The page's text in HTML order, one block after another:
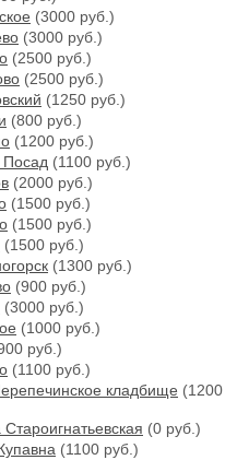
(3000 руб.)
(3000 руб.)
(2500 руб.)
(2500 руб.)
(1250 руб.)
(800 руб.)
(1200 руб.)
Посад (1100 руб.)
(2000 руб.)
(1500 руб.)
(1500 руб.)
(1500 руб.)
(1300 руб.)
(900 руб.)
(3000 руб.)
(1000 руб.)
руб.)
(1100 руб.)
кладбище (1200
(0 руб.)
(1100 руб.)